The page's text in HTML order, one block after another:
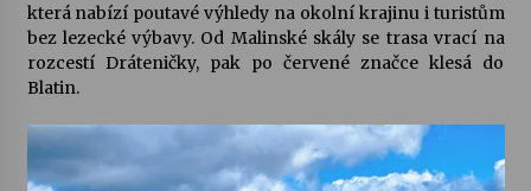
která nabízí poutavé výhledy na okolní krajinu i turistům
bez lezecké výbavy. Od Malinské skály se trasa vrací na
rozcestí Dráteničky, pak po červené značce klesá do
Blatin.